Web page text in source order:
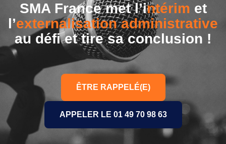
SMA France met l’intérim et
l’externalisation administrative
au défi et tire sa conclusion !
ÊTRE RAPPELÉ(E)
APPELER LE 01 49 70 98 63